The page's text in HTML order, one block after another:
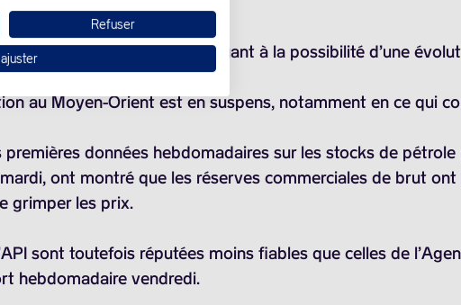
est vraiment sceptique quant à la possibilité d’une
au Moyen-Orient est en suspens, notamment en ce qui
premières données hebdomadaires sur les stocks de
ont montré que les réserves commerciales de brut ont
grimper les prix.
sont toutefois réputées moins fiables que celles de
hebdomadaire vendredi.
Refuser